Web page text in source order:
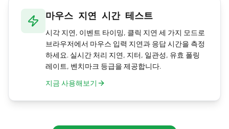
마우스 지연 시간 테스트
시각 지연, 이벤트 타이밍, 클릭 지연 세 가지 모드로
브라우저에서 마우스 입력 지연과 응답 시간을 측정
하세요. 실시간 처리 지연, 지터, 일관성, 유효 폴링
레이트, 벤치마크 등급을 제공합니다.
지금 사용해보기